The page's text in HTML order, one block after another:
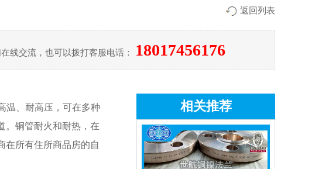
返回列表
线交流，也可以拨打客服电话： 18017456176
、耐高压，可在多种
。铜管耐火和耐热，在
在所有住所商品房的自
相关推荐